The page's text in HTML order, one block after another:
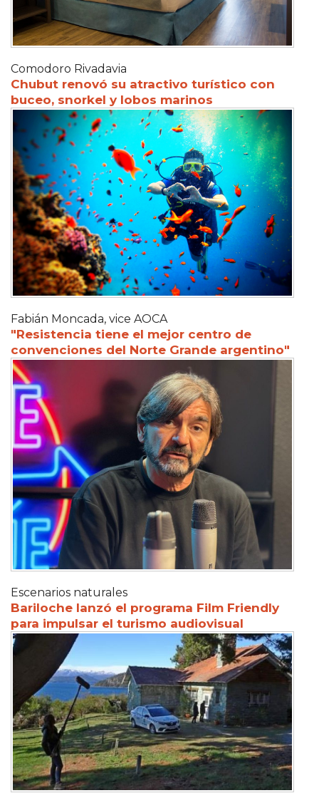
Comodoro Rivadavia
Chubut renovó su atractivo turístico con
buceo, snorkel y lobos marinos
Fabián Moncada, vice AOCA
"Resistencia tiene el mejor centro de
convenciones del Norte Grande argentino"
Escenarios naturales
Bariloche lanzó el programa Film Friendly
para impulsar el turismo audiovisual